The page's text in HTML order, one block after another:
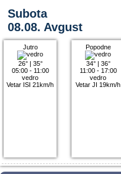
Subota
08.08. Avgust
Jutro
26°| 35°
05:00 - 11:00
vedro
Vetar ISI 21km/h
Popodne
34°| 36°
11:00 - 17:00
vedro
Vetar JI 19km/h